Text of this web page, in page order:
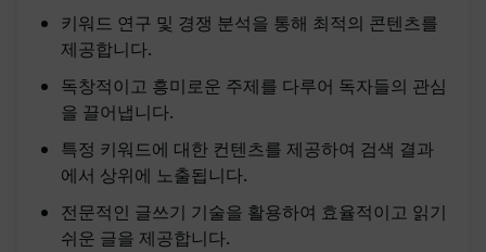
키워드 연구 및 경쟁 분석을 통해 최적의 콘텐츠를
제공합니다.
독창적이고 흥미로운 주제를 다루어 독자들의 관심
을 끌어냅니다.
특정 키워드에 대한 컨텐츠를 제공하여 검색 결과
에서 상위에 노출됩니다.
전문적인 글쓰기 기술을 활용하여 효율적이고 읽기
쉬운 글을 제공합니다.